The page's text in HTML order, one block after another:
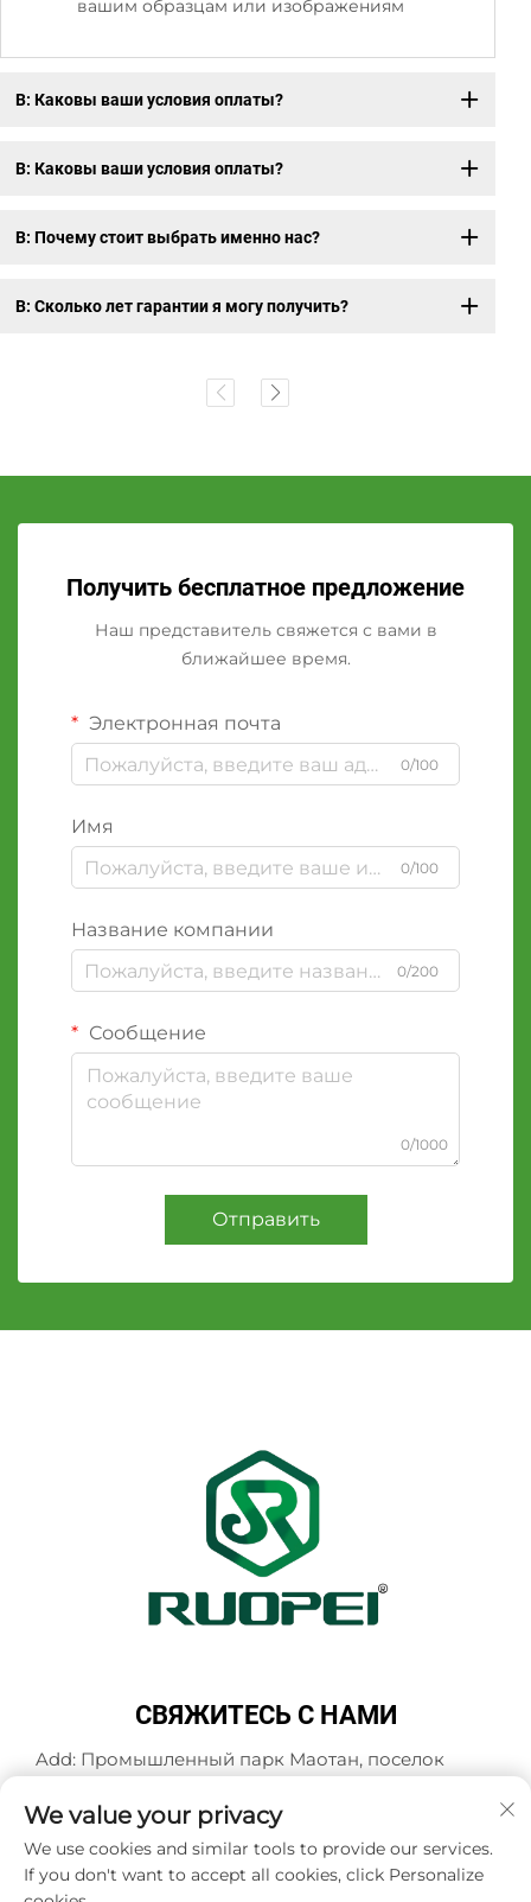
вашим образцам или изображениям
В: Каковы ваши условия оплаты?
В: Каковы ваши условия оплаты?
В: Почему стоит выбрать именно нас?
В: Сколько лет гарантии я могу получить?
Получить бесплатное предложение
Наш представитель свяжется с вами в
ближайшее время.
Электронная почта
0/100
Имя
0/100
Название компании
0/200
Сообщение
0/1000
Отправить
СВЯЖИТЕСЬ С НАМИ
Add: Промышленный парк Маотан, поселок
провинция Чжэцзян, Китай
Тел.:+86-13616897017
Эл. почта:[email protected]
We value your privacy
We use cookies and similar tools to provide our services.
If you don't want to accept all cookies, click Personalize